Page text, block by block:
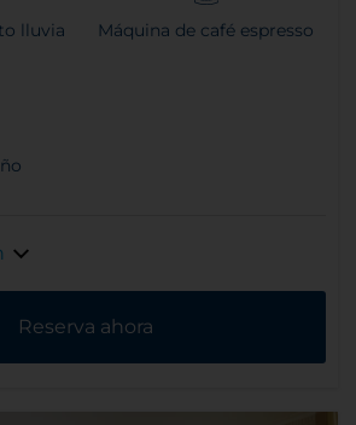
lluvia Máquina de café espresso
Reserva ahora